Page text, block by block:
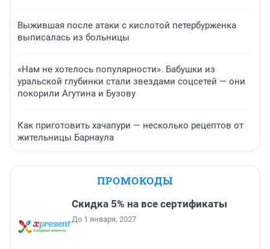
Выжившая после атаки с кислотой петербурженка
выписалась из больницы
«Нам не хотелось популярности». Бабушки из
уральской глубинки стали звездами соцсетей — они
покорили Агутина и Бузову
Как приготовить хачапури — несколько рецептов от
жительницы Барнаула
ПРОМОКОДЫ
Скидка 5% на все сертификаты
До 1 января, 2027